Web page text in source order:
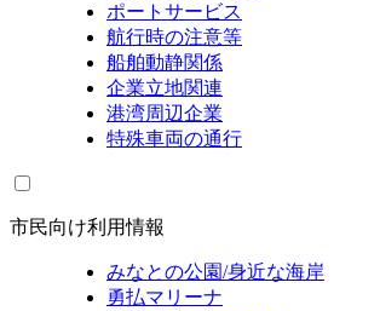
ポートサービス
航行時の注意等
船舶動静関係
企業立地関連
港湾周辺企業
特殊車両の通行
市民向け利用情報
みなとの公園/身近な海岸
勇払マリーナ